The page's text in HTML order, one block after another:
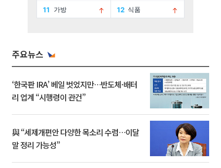
주요뉴스
‘한국판 IRA’ 베일 벗었지만…반도체·배터
리 업계 “시행령이 관건”
與 “세제개편안 다양한 목소리 수렴…이달
말 정리 가능성”